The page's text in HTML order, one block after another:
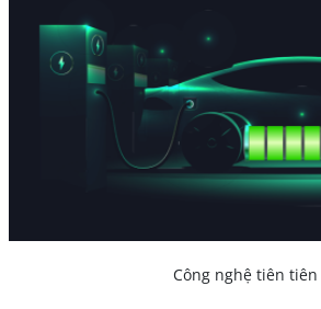
Công nghệ tiên tiên